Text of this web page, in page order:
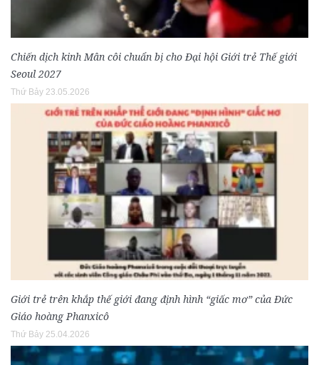
Chiến dịch kinh Mân côi chuẩn bị cho Đại hội Giới trẻ Thế giới
Seoul 2027
Thứ Bảy 23.05.2026
Giới trẻ trên khắp thế giới đang định hình “giấc mơ” của Đức
Giáo hoàng Phanxicô
Thứ Bảy 25.04.2026